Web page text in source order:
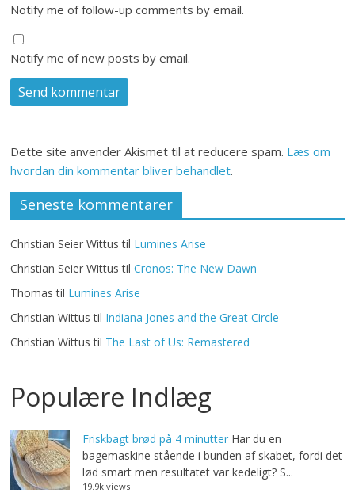
Notify me of follow-up comments by email.
Notify me of new posts by email.
Dette site anvender Akismet til at reducere spam. Læs om
hvordan din kommentar bliver behandlet.
Seneste kommentarer
Christian Seier Wittus til Lumines Arise
Christian Seier Wittus tilCronos: The New Dawn
Thomas til Lumines Arise
Christian Wittus til Indiana Jones and the Great Circle
Christian Wittus til The Last of Us: Remastered
Populære Indlæg
Friskbagt brød på 4 minutter Har du en
bagemaskine stående i bunden af skabet, fordi det
lød smart men resultatet var kedeligt? S...
19.9k views